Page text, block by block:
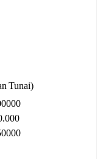
Tunai)